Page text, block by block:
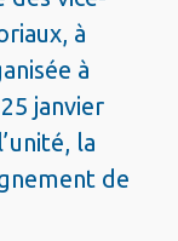
à
à
janvier
la
de